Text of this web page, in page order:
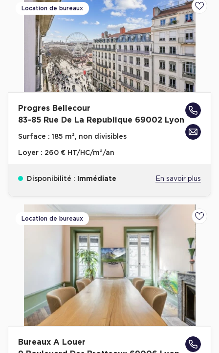
Location de bureaux
Progres Bellecour
83-85 Rue De La Republique 69002 Lyon
Surface : 185 m², non divisibles
Loyer : 260 € HT/HC/m²/an
Disponibilité : Immédiate En savoir plus
Location de bureaux
Bureaux A Louer